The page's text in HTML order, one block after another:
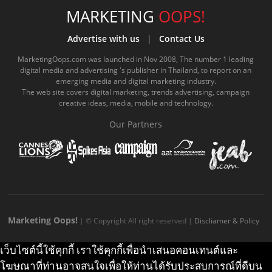
e
b
o
o
k
c
o
t
u
b
e
.
o
o
m
e
m
e
t
a
g
r
a
.
t
o
k
.
c
m
MARKETING OOPS!
Advertise with us| Contact Us
MarketingOops.com was launched in Nov 2008, The number 1 leading
digital media and advertising 's publisher in Thailand, to report on an
emerging media and digital marketing industry.
The web site covers digital marketing, trends advertising, campaign
creative ideas, media, mobile and technology.
Our Partners
Marketing Oops! | © Copyright All right reserved | Discliamer & Policy
เว็บไซต์นี้ใช้คุกกี้ เราใช้คุกกี้เพื่อนำเสนอคอนเทนต์และ
โฆษณาที่ท่านอาจสนใจเพื่อให้ท่านได้รับประสบการณ์ที่ดีบน